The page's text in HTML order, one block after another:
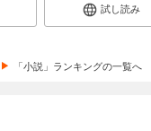
試し読み
「小説」ランキングの一覧へ